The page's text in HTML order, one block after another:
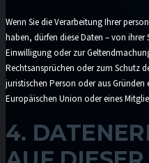
Wenn Sie die Verarbeitung Ihrer
haben, dürfen diese Daten – von
Einwilligung oder zur
Rechtsansprüchen oder zum Schutz
juristischen Person oder aus
Europäischen Union oder eines
4.